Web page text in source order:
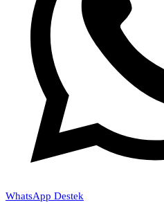
WhatsApp Destek